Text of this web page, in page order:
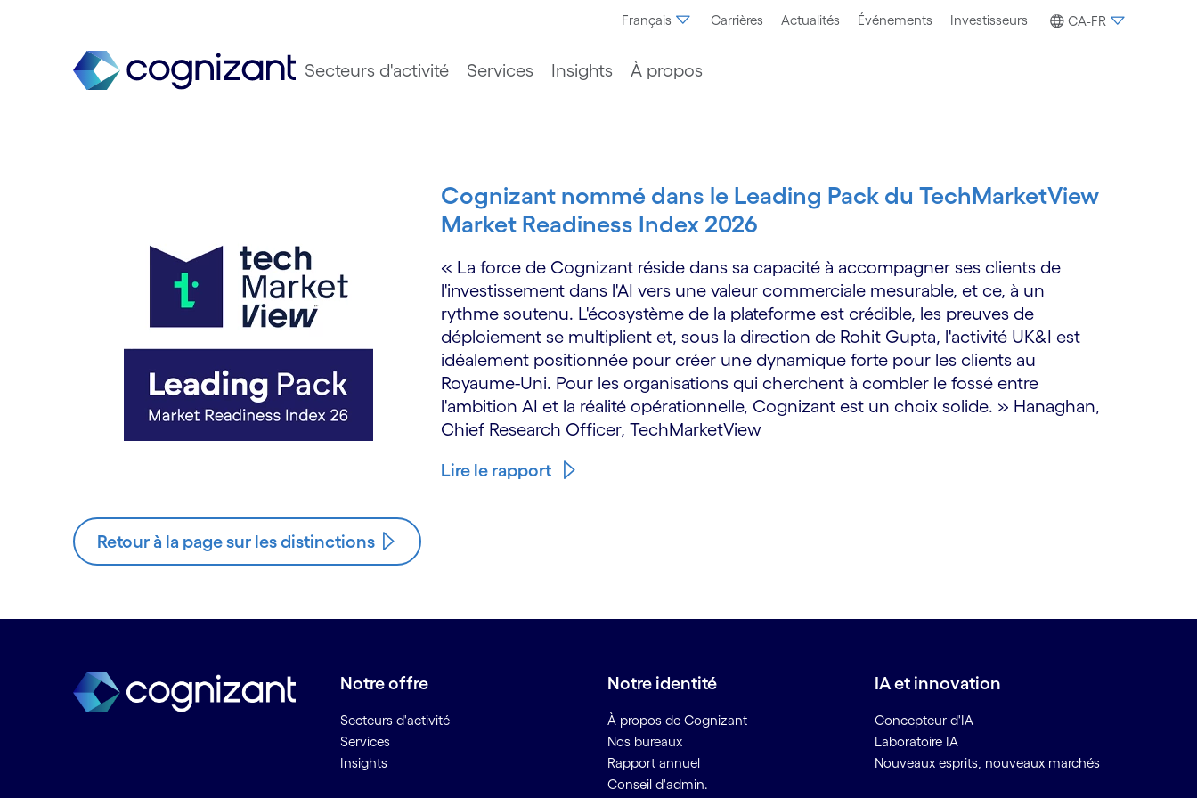
Français Carrières Actualités Événements Investisseurs CA-FR
Secteurs d'activité Services Insights À propos
Cognizant nommé dans le Leading Pack du TechMarketView
Market Readiness Index 2026
« La force de Cognizant réside dans sa capacité à accompagner ses clients de
l'investissement dans l'AI vers une valeur commerciale mesurable, et ce, à un
rythme soutenu. L'écosystème de la plateforme est crédible, les preuves de
déploiement se multiplient et, sous la direction de Rohit Gupta, l'activité UK&I est
idéalement positionnée pour créer une dynamique forte pour les clients au
Royaume-Uni. Pour les organisations qui cherchent à combler le fossé entre
l'ambition AI et la réalité opérationnelle, Cognizant est un choix solide. » Hanaghan,
Chief Research Officer, TechMarketView
Lire le rapport
Retour à la page sur les distinctions
Notre offre
Secteurs d'activité
Services
Insights
Notre identité
À propos de Cognizant
Nos bureaux
Rapport annuel
Conseil d'admin.
IA et innovation
Concepteur d'IA
Laboratoire IA
Nouveaux esprits, nouveaux marchés